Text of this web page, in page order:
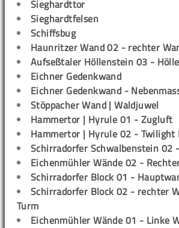
Sieghardttor
Sieghardtfelsen
Schiffsbug
Haunritzer Wand 02 - rechter
Aufseßtaler Höllenstein 03 -
Eichner Gedenkwand
Eichner Gedenkwand -
Stöppacher Wand | Waldjuwel
Hammertor | Hyrule 01 - Zugluft
Hammertor | Hyrule 02 - Twilight
Schirradorfer Schwalbenstein 02
Eichenmühler Wände 02 -
Schirradorfer Block 01 -
Schirradorfer Block 02 - rechter
Turm
Eichenmühler Wände 01 - Linke